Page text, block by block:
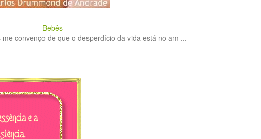
Bebês
convenço de que o desperdício da vida está no am ...